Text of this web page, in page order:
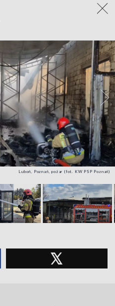
Luboń, Poznań, pożar (fot. KW PSP Poznań)